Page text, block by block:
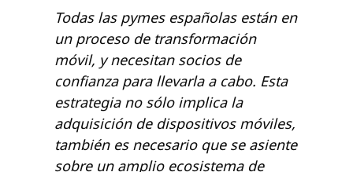
Todas las pymes españolas están en
un proceso de transformación
móvil, y necesitan socios de
confianza para llevarla a cabo. Esta
estrategia no sólo implica la
adquisición de dispositivos móviles,
también es necesario que se asiente
sobre un amplio ecosistema de